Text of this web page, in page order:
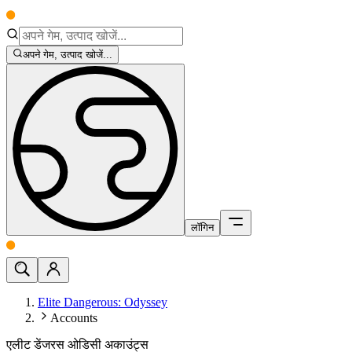
अपने गेम, उत्पाद खोजें...
लॉगिन
Elite Dangerous: Odyssey
Accounts
एलीट डेंजरस ओडिसी अकाउंट्स